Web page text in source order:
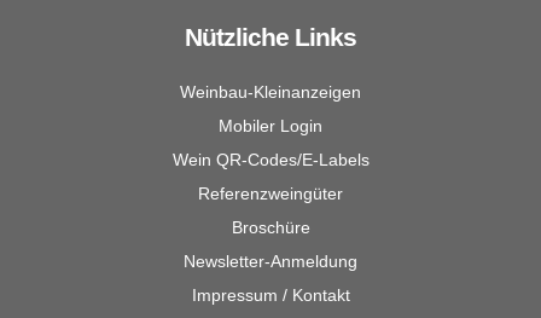
Nützliche Links
Weinbau-Kleinanzeigen
Mobiler Login
Wein QR-Codes/E-Labels
Referenzweingüter
Broschüre
Newsletter-Anmeldung
Impressum / Kontakt